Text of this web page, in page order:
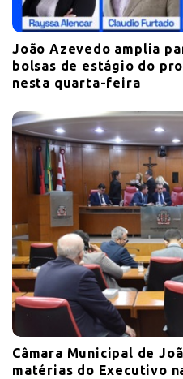
João Azevedo amplia
bolsas de estágio do
nesta quarta-feira
Câmara Municipal de
matérias do Executivo